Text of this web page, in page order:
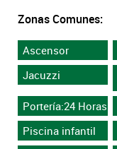
Zonas Comunes:
Ascensor
Jacuzzi
Portería:24 Horas
Piscina infantil